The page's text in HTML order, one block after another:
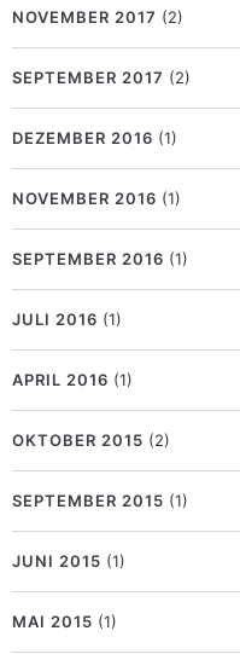
NOVEMBER 2017 (2)
SEPTEMBER 2017 (2)
DEZEMBER 2016 (1)
NOVEMBER 2016 (1)
SEPTEMBER 2016 (1)
JULI 2016 (1)
APRIL 2016 (1)
OKTOBER 2015 (2)
SEPTEMBER 2015 (1)
JUNI 2015 (1)
MAI 2015 (1)